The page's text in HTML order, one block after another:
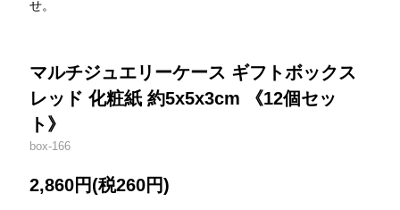
せ。
マルチジュエリーケース ギフトボックス
レッド 化粧紙 約5x5x3cm 《12個セッ
ト》
box-166
2,860円(税260円)